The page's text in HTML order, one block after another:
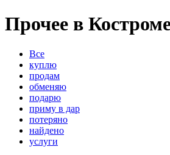
Прочее в
Все
куплю
продам
обменяю
подарю
приму в дар
потеряно
найдено
услуги